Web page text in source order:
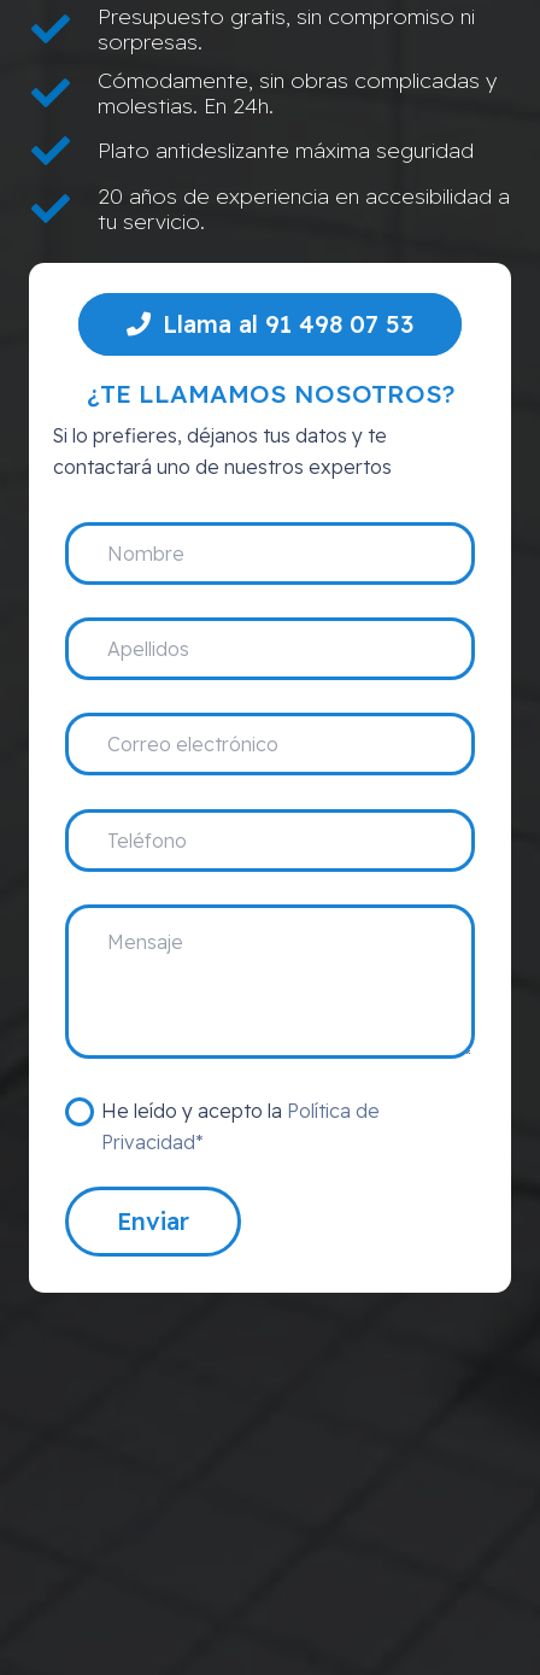
Presupuesto gratis, sin compromiso ni
sorpresas.
Cómodamente, sin obras complicadas y
molestias. En 24h.
Plato antideslizante máxima seguridad
20 años de experiencia en accesibilidad a
tu servicio.
Llama al 91 498 07 53
¿TE LLAMAMOS NOSOTROS?
Si lo prefieres, déjanos tus datos y te
contactará uno de nuestros expertos
He leído y acepto la Política de
Privacidad*